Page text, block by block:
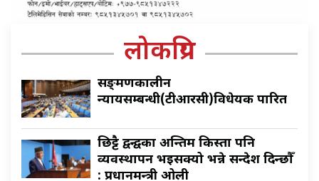
लोकप्रिय
सङ्क्रमणकालीन
न्यायसम्बन्धी(टीआरसी)विधेयक पारित
छिट्टै द्वन्द्वका अन्तिम किस्ता पनि
व्यवस्थापन भइसक्यो भन्ने सन्देश दिन्छौँ
: प्रधानमन्त्री ओली